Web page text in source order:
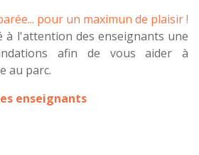
pour un maximun de plaisir !
à l'attention des enseignants une
afin de vous aider à
au parc.
enseignants